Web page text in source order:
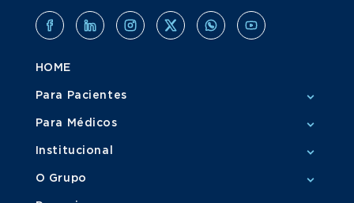
HOME
Para Pacientes
Para Médicos
Institucional
O Grupo